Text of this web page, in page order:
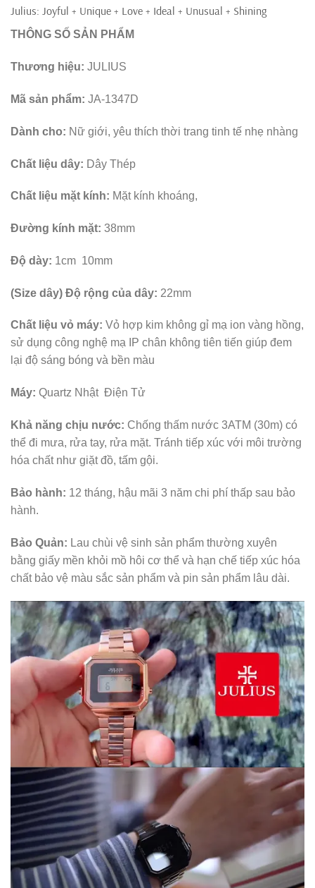
Julius: Joyful + Unique + Love + Ideal + Unusual + Shining
THÔNG SỐ SẢN PHẨM
Thương hiệu: JULIUS
Mã sản phẩm: JA-1347D
Dành cho: Nữ giới, yêu thích thời trang tinh tế nhẹ nhàng
Chất liệu dây: Dây Thép
Chất liệu mặt kính: Mặt kính khoáng,
Đường kính mặt: 38mm
Độ dày: 1cm 10mm
(Size dây) Độ rộng của dây: 22mm
Chất liệu vỏ máy: Vỏ hợp kim không gỉ mạ ion vàng hồng,
sử dụng công nghệ mạ IP chân không tiên tiến giúp đem
lại độ sáng bóng và bền màu
Máy: Quartz Nhật Điện Tử
Khả năng chịu nước: Chống thấm nước 3ATM (30m) có
thể đi mưa, rửa tay, rửa mặt. Tránh tiếp xúc với môi trường
hóa chất như giặt đồ, tấm gội.
Bảo hành: 12 tháng, hậu mãi 3 năm chi phí thấp sau bảo
hành.
Bảo Quản: Lau chùi vệ sinh sản phẩm thường xuyên
bằng giấy mền khỏi mồ hôi cơ thể và hạn chế tiếp xúc hóa
chất bảo vệ màu sắc sản phẩm và pin sản phẩm lâu dài.